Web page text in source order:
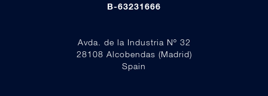
B-63231666
Avda. de la Industria Nº 32
28108 Alcobendas (Madrid)
Spain